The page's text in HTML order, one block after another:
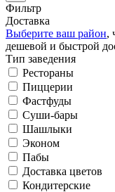
Фильтр
Доставка
Выберите ваш район,
дешевой и быстрой
Тип заведения
Рестораны
Пиццерии
Фастфуды
Суши-бары
Шашлыки
Эконом
Пабы
Доставка цветов
Кондитерские